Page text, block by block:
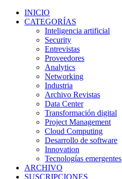
INICIO
CATEGORÍAS
Inteligencia artificial
Security
Entrevistas
Proveedores
Analytics
Networking
Industria
Archivo Revistas
Data Center
Transformación digital
Project Management
Cloud Computing
Desarrollo de software
Innovation
Tecnologías emergentes
ARCHIVO
SUSCRIPCIONES